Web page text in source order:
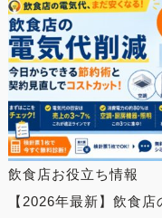
飲食店お役立ち情報
【2026年最新】飲食